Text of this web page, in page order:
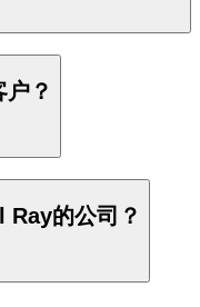
？
Ray的公司？